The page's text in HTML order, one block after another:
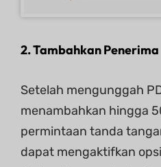
2. Tambahkan Penerima
Setelah mengunggah
menambahkan hingga
permintaan tanda
dapat mengaktifkan opsi